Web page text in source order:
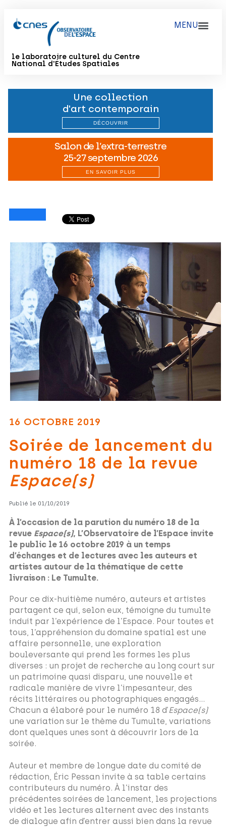
le laboratoire culturel du Centre
National d'Études Spatiales
16 OCTOBRE 2019
Soirée de lancement du
numéro 18 de la revue
Espace(s)
Publié le 01/10/2019
À l’occasion de la parution du numéro 18 de la
revue Espace(s), L’Observatoire de l’Espace invite
le public le 16 octobre 2019 à un temps
d’échanges et de lectures avec les auteurs et
artistes autour de la thématique de cette
livraison : Le Tumulte.
Pour ce dix-huitième numéro, auteurs et artistes
partagent ce qui, selon eux, témoigne du tumulte
induit par l’expérience de l’Espace. Pour toutes et
tous, l’appréhension du domaine spatial est une
affaire personnelle, une exploration
bouleversante qui prend les formes les plus
diverses : un projet de recherche au long court sur
un patrimoine quasi disparu, une nouvelle et
radicale manière de vivre l’impesanteur, des
récits littéraires ou photographiques engagés…
Chacun a élaboré pour le numéro 18 d’Espace(s)
une variation sur le thème du Tumulte, variations
dont quelques unes sont à découvrir lors de la
soirée.
Auteur et membre de longue date du comité de
rédaction, Éric Pessan invite à sa table certains
contributeurs du numéro. À l’instar des
précédentes soirées de lancement, les projections
vidéo et les lectures alternent avec des instants
de dialogue afin d’entrer aussi bien dans la revue